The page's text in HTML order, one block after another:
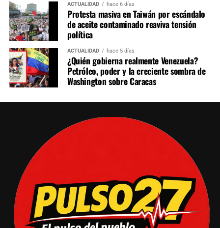
ACTUALIDAD hace 6 días
Protesta masiva en Taiwán por escándalo
de aceite contaminado reaviva tensión
política
ACTUALIDAD hace 5 días
¿Quién gobierna realmente Venezuela?
Petróleo, poder y la creciente sombra de
Washington sobre Caracas